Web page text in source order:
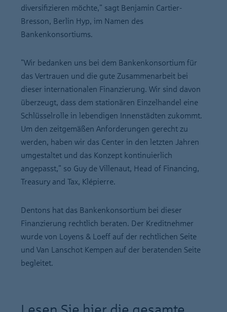
diversifizieren möchte," sagt Benjamin Cartier-
Bresson, Berlin Hyp, im Namen des
Bankenkonsortiums.
"Wir bedanken uns bei dem Bankenkonsortium für
das Vertrauen und die gute Zusammenarbeit bei
dieser internationalen Finanzierung. Wir sind davon
überzeugt, dass dem stationären Einzelhandel eine
Schlüsselrolle in lebendigen Innenstädten zukommt.
Um den zeitgemäßen Anforderungen gerecht zu
werden, haben wir das Center in den letzten Jahren
umgestaltet und das Konzept kontinuierlich
angepasst," so Guy de Villenaut, Head of Financing,
Treasury and Tax, Klépierre.
Dentons hat das Bankenkonsortium bei dieser
Finanzierung rechtlich beraten. Der Kreditnehmer
wurde von Loyens & Loeff auf der rechtlichen Seite
und Van Lanschot Kempen auf der beratenden Seite
begleitet.